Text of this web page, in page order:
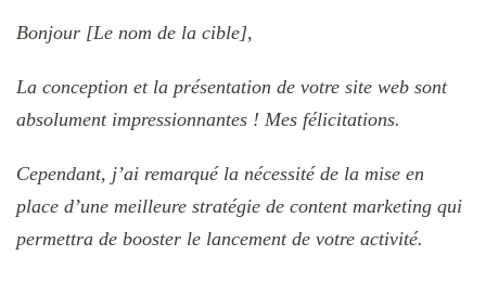
Bonjour [Le nom de la cible],
La conception et la présentation de votre site web sont
absolument impressionnantes ! Mes félicitations.
Cependant, j’ai remarqué la nécessité de la mise en
place d’une meilleure stratégie de content marketing qui
permettra de booster le lancement de votre activité.